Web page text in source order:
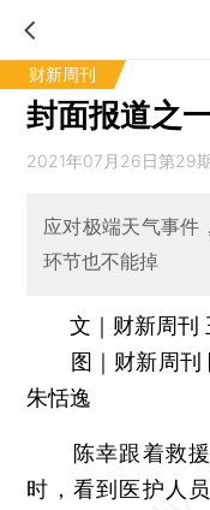
财新周刊
封面报道之
2021年07月26日第29
应对极端天气事件
环节也不能掉
文｜财新周刊
图｜财新周刊
朱恬逸
陈幸跟着救援
时，看到医护人